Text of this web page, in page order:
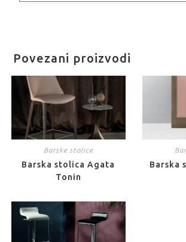
Povezani proizvodi
Barske stolice
Barska stolica Agata
Tonin
Barska